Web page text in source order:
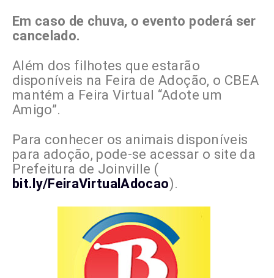
Em caso de chuva, o evento poderá ser
cancelado.
Além dos filhotes que estarão
disponíveis na Feira de Adoção, o CBEA
mantém a Feira Virtual “Adote um
Amigo”.
Para conhecer os animais disponíveis
para adoção, pode-se acessar o site da
Prefeitura de Joinville (
bit.ly/FeiraVirtualAdocao).